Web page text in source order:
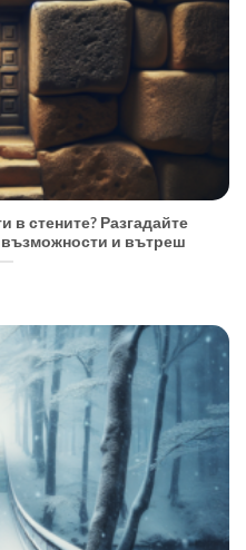
в стените? Разгадайте
възможности и вътреш